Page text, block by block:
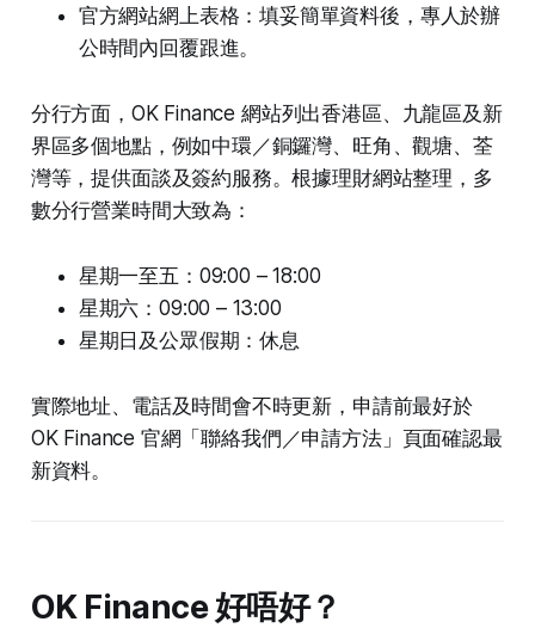
官方網站網上表格：填妥簡單資料後，專人於辦
公時間內回覆跟進。
分行方面，OK Finance 網站列出香港區、九龍區及新
界區多個地點，例如中環／銅鑼灣、旺角、觀塘、荃
灣等，提供面談及簽約服務。根據理財網站整理，多
數分行營業時間大致為：
星期一至五：09:00 – 18:00
星期六：09:00 – 13:00
星期日及公眾假期：休息
實際地址、電話及時間會不時更新，申請前最好於
OK Finance 官網「聯絡我們／申請方法」頁面確認最
新資料。
OK Finance 好唔好？